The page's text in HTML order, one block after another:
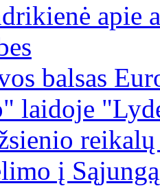
apie
balsas
laidoje
į